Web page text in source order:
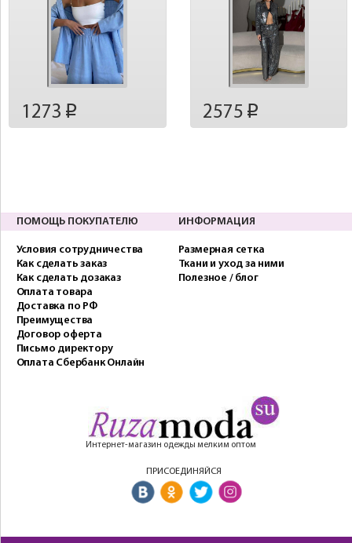
1273 p 2575 p
ПОМОЩЬ ПОКУПАТЕЛЮ
Условия сотрудничества
Как сделать заказ
Как сделать дозаказ
Оплата товара
Доставка по РФ
Преимущества
Договор оферта
Письмо директору
Оплата Сбербанк Онлайн
ИНФОРМАЦИЯ
Размерная сетка
Ткани и уход за ними
Полезное / блог
Интернет-магазин одежды мелким оптом
ПРИСОЕДИНЯЙСЯ